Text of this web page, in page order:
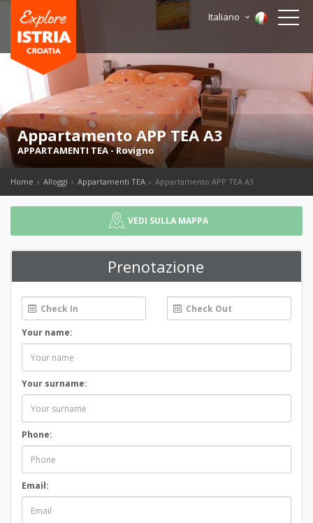
Italiano
Appartamento APP TEA A3
APPARTAMENTI TEA-Rovigno
Home Alloggi Appartamenti TEA Appartamento APP TEA A3
VEDI SULLA MAPPA
Prenotazione
Your name:
Your surname:
Phone:
Email: